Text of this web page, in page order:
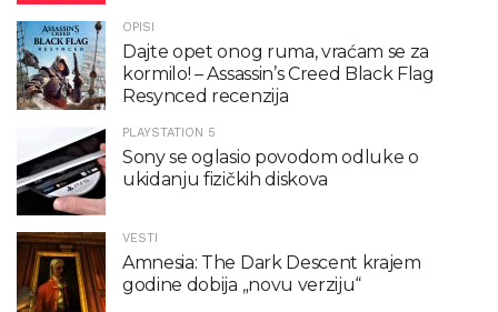
OPISI
Dajte opet onog ruma, vraćam se za
kormilo! – Assassin’s Creed Black Flag
Resynced recenzija
PLAYSTATION 5
Sony se oglasio povodom odluke o
ukidanju fizičkih diskova
VESTI
Amnesia: The Dark Descent krajem
godine dobija „novu verziju“